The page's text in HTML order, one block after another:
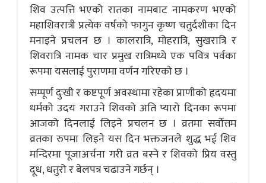
शिव उत्पत्ति भएको रातका नामबाट नामकरण भएको
महाशिवरात्री प्रत्येक वर्षको फागुन कृष्ण चतुर्दशीका दिन
मनाइने प्रचलन छ । कालरात्रि, मोहरात्रि, सुखरात्रि र
शिवरात्रि नामक चार प्रमुख रात्रिमध्ये एक पवित्र पर्वका
रूपमा यसलाई पुराणमा वर्णन गरिएको छ ।
सम्पूर्ण दुःखी र कष्टपूर्ण अवस्थामा रहेका प्राणीको हृदयमा
धर्मको उदय गराउने शिवको अति प्यारो दिनका रूपमा
आजको दिनलाई लिइने प्रचलन छ । व्रतमा सर्वोत्तम
व्रतका रुपमा लिइने यस दिन भक्तजनले शुद्ध भई शिव
मन्दिरमा पूजाअर्चना गरी व्रत बस्ने र शिवको प्रिय वस्तु
दूध, धतुरो र बेलपत्र चढाउने गर्छन् ।